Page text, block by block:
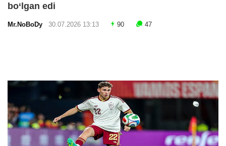
bo‘lgan edi
Mr.NoBoDy 30.07.2026 13:13 90 47